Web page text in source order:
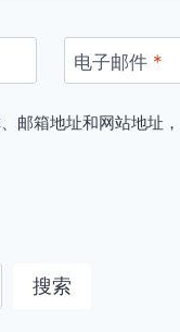
电子邮件 *
邮箱地址和网站地址
搜索